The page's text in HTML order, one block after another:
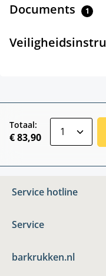
Documents 1
Totaal:
€ 83,90
Service hotline
Service
barkrukken.nl